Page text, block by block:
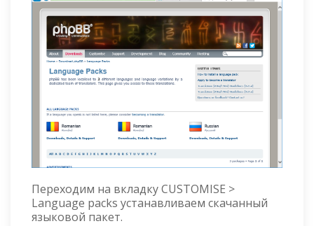
Переходим на вкладку CUSTOMISE >
Language packs устанавливаем скачанный
языковой пакет.